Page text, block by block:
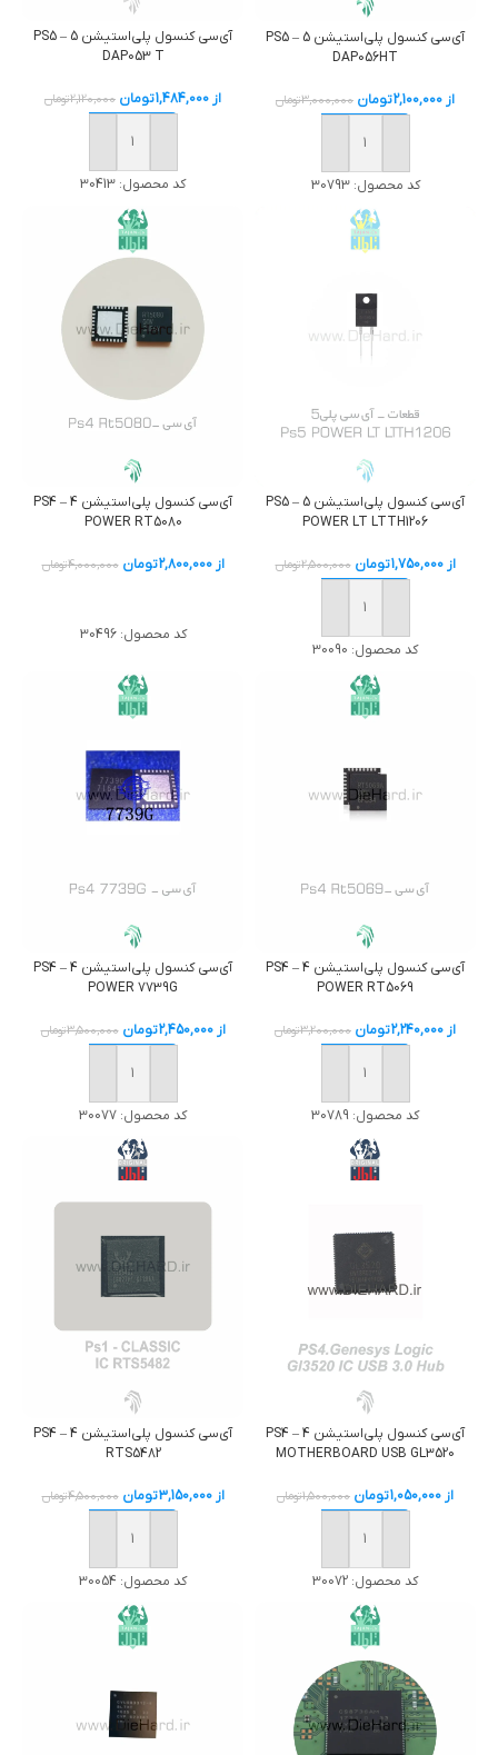
آی‌سی کنسول پلی‌استیشن 5 – PS5
DAP056HT
از 2,100,000تومان 3,000,000تومان
خرید
کد محصول:30793
آی‌سی کنسول پلی‌استیشن 5 – PS5
DAP053 T
از1,484,000تومان 2,120,000تومان
خرید
کد محصول: 30413
آی‌سی کنسول پلی‌استیشن 5 – PS5
POWER LT LTTH1206
از1,750,000تومان 2,500,000تومان
خرید
کد محصول: 30090
آی‌سی کنسول پلی‌استیشن 4 – PS4
POWER RT5080
از2,800,000تومان 4,000,000تومان
کد محصول:30496
آی‌سی کنسول پلی‌استیشن 4 – PS4
POWER RT5069
از 2,240,000تومان 3,200,000تومان
خرید
کد محصول: 30789
آی‌سی کنسول پلی‌استیشن 4 – PS4
POWER 7739G
از2,450,000تومان 3,500,000تومان
خرید
کد محصول: 30077
آی‌سی کنسول پلی‌استیشن 4 – PS4
MOTHERBOARD USB GL3520
از 1,050,000تومان 1,500,000تومان
خرید
کد محصول: 30072
آی‌سی کنسول پلی‌استیشن 4 – PS4
RTS5482
از3,150,000تومان 4,500,000تومان
خرید
کد محصول: 30054